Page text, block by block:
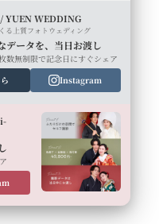
YUEN WEDDING
る上質フォトウェディング
データを、当日お渡し
数無制限で記念日にすぐシェア
Instagram